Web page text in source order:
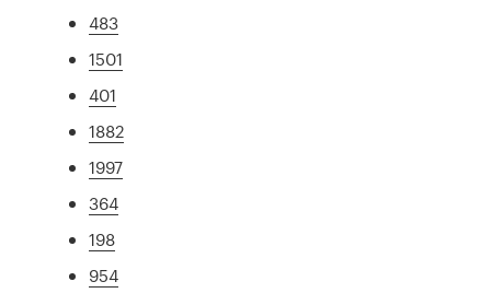
483
1501
401
1882
1997
364
198
954